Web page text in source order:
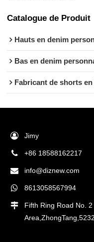
Catalogue de Produit
Hauts en denim
Bas en denim
Fabricant de shorts en
Jimy
+86 18588162217
info@diznew.com
8613058567994
Fifth Ring Road No.